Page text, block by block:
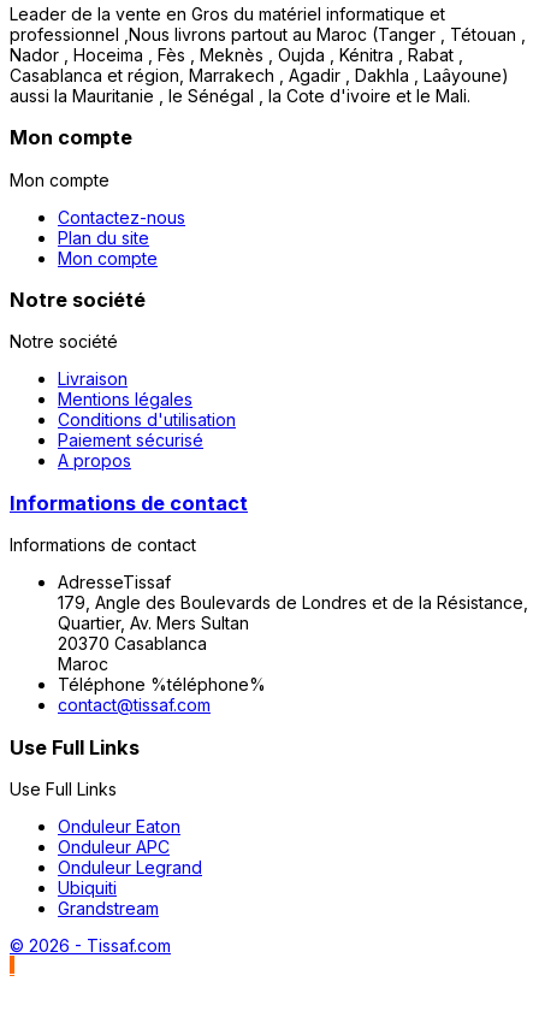
Leader de la vente en Gros du matériel informatique et
professionnel ,Nous livrons partout au Maroc (Tanger , Tétouan ,
Nador , Hoceima , Fès , Meknès , Oujda , Kénitra , Rabat ,
Casablanca et région, Marrakech , Agadir , Dakhla , Laâyoune)
aussi la Mauritanie , le Sénégal , la Cote d'ivoire et le Mali.
Mon compte
Mon compte
Contactez-nous
Plan du site
Mon compte
Notre société
Notre société
Livraison
Mentions légales
Conditions d'utilisation
Paiement sécurisé
A propos
Informations de contact
Informations de contact
AdresseTissaf
179, Angle des Boulevards de Londres et de la Résistance,
Quartier, Av. Mers Sultan
20370 Casablanca
Maroc
Téléphone %téléphone%
contact@tissaf.com
Use Full Links
Use Full Links
Onduleur Eaton
Onduleur APC
Onduleur Legrand
Ubiquiti
Grandstream
© 2026 - Tissaf.com